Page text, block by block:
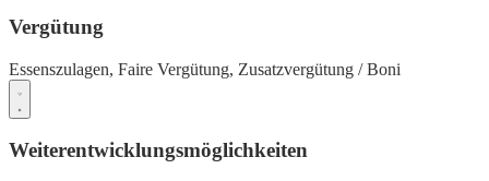
Vergütung
Essenszulagen, Faire Vergütung, Zusatzvergütung / Boni
Weiterentwicklungsmöglichkeiten